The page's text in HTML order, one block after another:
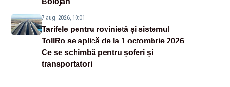
Bolojan
7 aug. 2026, 10:01
Tarifele pentru rovinietă și sistemul
TollRo se aplică de la 1 octombrie 2026.
Ce se schimbă pentru șoferi și
transportatori